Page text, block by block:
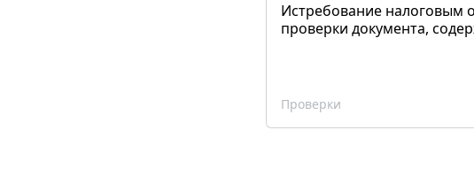
Истребование налоговым
проверки документа,
Проверки